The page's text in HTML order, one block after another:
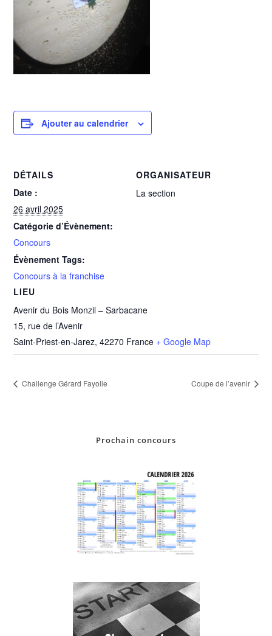
Ajouter au calendrier
DÉTAILS
Date :
26 avril 2025
Catégorie d’Évènement:
Concours
Évènement Tags:
Concours à la franchise
LIEU
Avenir du Bois Monzil – Sarbacane
15, rue de l’Avenir
Saint-Priest-en-Jarez, 42270 France + Google Map
ORGANISATEUR
La section
Challenge Gérard Fayolle Coupe de l’avenir
Prochain concours